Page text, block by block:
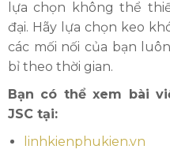
lựa chọn không thể
đại. Hãy lựa chọn keo
các mối nối của bạn
bỉ theo thời gian.
Bạn có thể xem bài
JSC tại:
linhkienphukien.vn